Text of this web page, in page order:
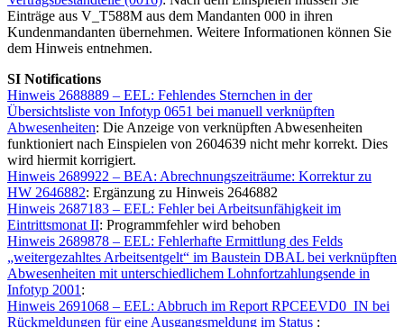
Einträge aus V_T588M aus dem Mandanten 000 in ihren
Kundenmandanten übernehmen. Weitere Informationen können Sie
dem Hinweis entnehmen.
SI Notifications
Hinweis 2688889 – EEL: Fehlendes Sternchen in der
Übersichtsliste von Infotyp 0651 bei manuell verknüpften
Abwesenheiten: Die Anzeige von verknüpften Abwesenheiten
funktioniert nach Einspielen von 2604639 nicht mehr korrekt. Dies
wird hiermit korrigiert.
Hinweis 2689922 – BEA: Abrechnungszeiträume: Korrektur zu
HW 2646882: Ergänzung zu Hinweis 2646882
Hinweis 2687183 – EEL: Fehler bei Arbeitsunfähigkeit im
Eintrittsmonat II: Programmfehler wird behoben
Hinweis 2689878 – EEL: Fehlerhafte Ermittlung des Felds
„weitergezahltes Arbeitsentgelt“ im Baustein DBAL bei verknüpften
Abwesenheiten mit unterschiedlichem Lohnfortzahlungsende in
Infotyp 2001 :
Hinweis 2691068 – EEL: Abbruch im Report RPCEEVD0_IN bei
Rückmeldungen für eine Ausgangsmeldung im Status :